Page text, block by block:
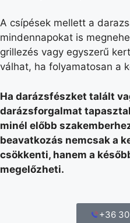
A csípések mellett a
mindennapokat is
grillezés vagy egyszerű
válhat, ha folyamatosan a
Ha darázsfészket talált
darázsforgalmat
minél előbb
beavatkozás nemcsak a
csökkenti, hanem a
megelőzheti.
+36